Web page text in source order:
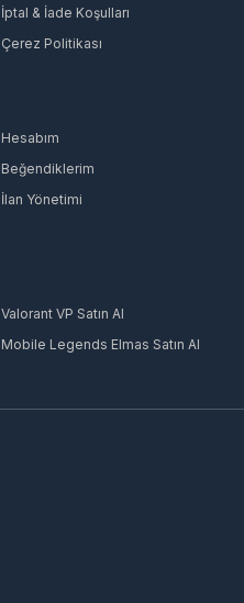
İptal & İade Koşulları
Çerez Politikası
Hesabım
Beğendiklerim
İlan Yönetimi
Valorant VP Satın Al
Mobile Legends Elmas Satın Al